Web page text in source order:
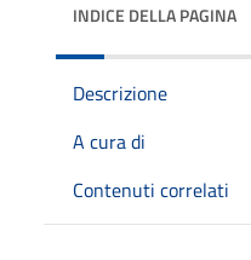
INDICE DELLA PAGINA
Descrizione
A cura di
Contenuti correlati